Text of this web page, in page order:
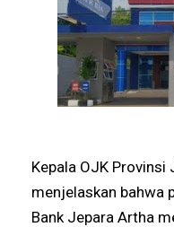
Kepala OJK Provinsi
menjelaskan bahwa
Bank Jepara Artha